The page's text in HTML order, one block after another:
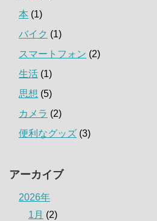
本 (1)
バイク (1)
スマートフォン (2)
生活 (1)
思想 (5)
カメラ (2)
便利なグッズ (3)
アーカイブ
2026年
1月 (2)